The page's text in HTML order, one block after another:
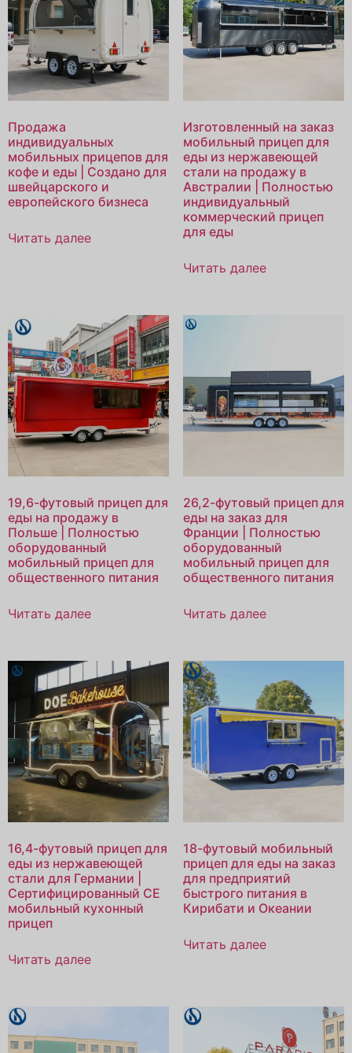
Продажа
индивидуальных
мобильных прицепов для
кофе и еды | Создано для
швейцарского и
европейского бизнеса
Читать далее
Изготовленный на заказ
мобильный прицеп для
еды из нержавеющей
стали на продажу в
Австралии | Полностью
индивидуальный
коммерческий прицеп
для еды
Читать далее
19,6-футовый прицеп для
еды на продажу в
Польше | Полностью
оборудованный
мобильный прицеп для
общественного питания
Читать далее
26,2-футовый прицеп для
еды на заказ для
Франции | Полностью
оборудованный
мобильный прицеп для
общественного питания
Читать далее
16,4-футовый прицеп для
еды из нержавеющей
стали для Германии |
Сертифицированный CE
мобильный кухонный
прицеп
Читать далее
18-футовый мобильный
прицеп для еды на заказ
для предприятий
быстрого питания в
Кирибати и Океании
Читать далее